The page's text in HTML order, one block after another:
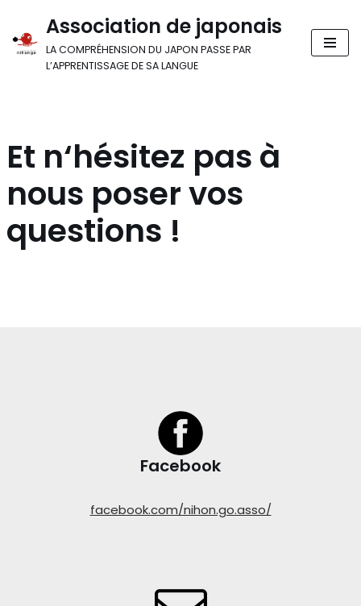
Aller
Association de japonais
LA COMPRÉHENSION DU JAPON PASSE PAR
L’APPRENTISSAGE DE SA LANGUE
Et n‘hésitez pas à
nous poser vos
questions !
Facebook
facebook.com/nihon.go.asso/